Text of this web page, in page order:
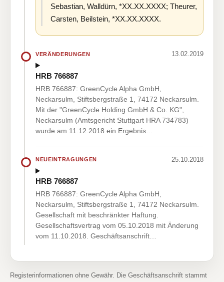
Sebastian, Walldürn, *XX.XX.XXXX; Theurer,
Carsten, Beilstein, *XX.XX.XXXX.
VERÄNDERUNGEN 13.02.2019
HRB 766887
HRB 766887: GreenCycle Alpha GmbH,
Neckarsulm, Stiftsbergstraße 1, 74172 Neckarsulm.
Mit der "GreenCycle Holding GmbH & Co. KG",
Neckarsulm (Amtsgericht Stuttgart HRA 734783)
wurde am 11.12.2018 ein Ergebnis…
NEUEINTRAGUNGEN 25.10.2018
HRB 766887
HRB 766887: GreenCycle Alpha GmbH,
Neckarsulm, Stiftsbergstraße 1, 74172 Neckarsulm.
Gesellschaft mit beschränkter Haftung.
Gesellschaftsvertrag vom 05.10.2018 mit Änderung
vom 11.10.2018. Geschäftsanschrift…
Registerinformationen ohne Gewähr. Die Geschäftsanschrift stammt